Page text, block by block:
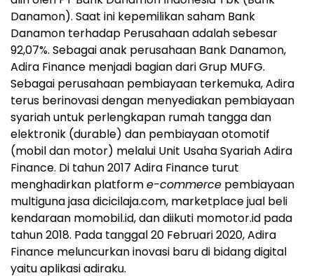
Danamon). Saat ini kepemilikan saham Bank
Danamon terhadap Perusahaan adalah sebesar
92,07%. Sebagai anak perusahaan Bank Danamon,
Adira Finance menjadi bagian dari Grup MUFG.
Sebagai perusahaan pembiayaan terkemuka, Adira
terus berinovasi dengan menyediakan pembiayaan
syariah untuk perlengkapan rumah tangga dan
elektronik (durable) dan pembiayaan otomotif
(mobil dan motor) melalui Unit Usaha Syariah Adira
Finance. Di tahun 2017 Adira Finance turut
menghadirkan platforme-commerce pembiayaan
multiguna jasa dicicilaja.com, marketplace jual beli
kendaraan momobil.id, dan diikuti momotor.id pada
tahun 2018. Pada tanggal 20 Februari 2020, Adira
Finance meluncurkan inovasi baru di bidang digital
yaitu aplikasi adiraku.